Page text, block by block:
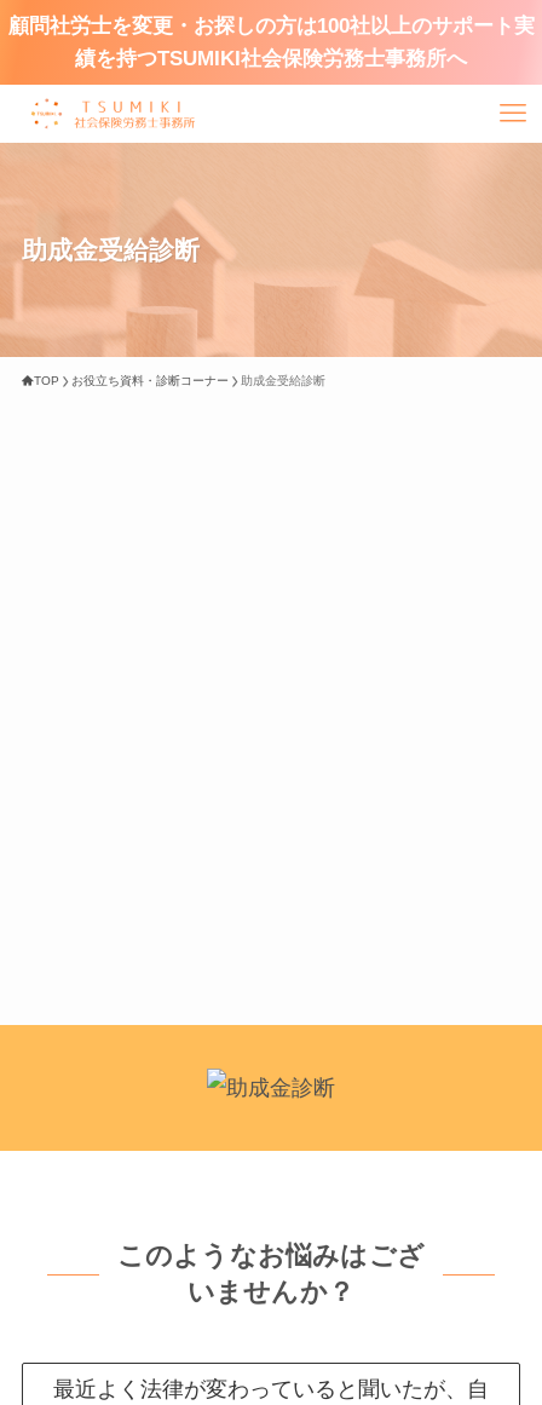
顧問社労士を変更・お探しの方は100社以上のサポート実
績を持つTSUMIKI社会保険労務士事務所へ
助成金受給診断
TOP お役立ち資料・診断コーナー 助成金受給診断
このようなお悩みはござ
いませんか？
最近よく法律が変わっていると聞いたが、自